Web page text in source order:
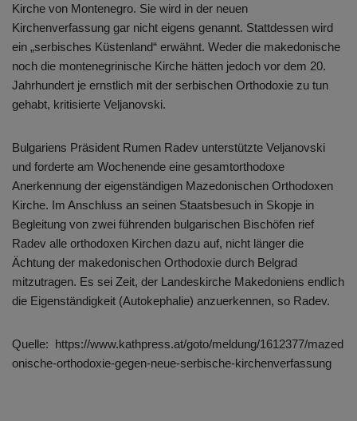
Kirche von Montenegro. Sie wird in der neuen
Kirchenverfassung gar nicht eigens genannt. Stattdessen wird
ein „serbisches Küstenland“ erwähnt. Weder die makedonische
noch die montenegrinische Kirche hätten jedoch vor dem 20.
Jahrhundert je ernstlich mit der serbischen Orthodoxie zu tun
gehabt, kritisierte Veljanovski.
Bulgariens Präsident Rumen Radev unterstützte Veljanovski
und forderte am Wochenende eine gesamtorthodoxe
Anerkennung der eigenständigen Mazedonischen Orthodoxen
Kirche. Im Anschluss an seinen Staatsbesuch in Skopje in
Begleitung von zwei führenden bulgarischen Bischöfen rief
Radev alle orthodoxen Kirchen dazu auf, nicht länger die
Ächtung der makedonischen Orthodoxie durch Belgrad
mitzutragen. Es sei Zeit, der Landeskirche Makedoniens endlich
die Eigenständigkeit (Autokephalie) anzuerkennen, so Radev.
Quelle: https://www.kathpress.at/goto/meldung/1612377/mazed
onische-orthodoxie-gegen-neue-serbische-kirchenverfassung